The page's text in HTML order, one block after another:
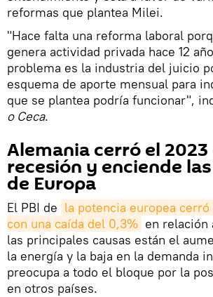
reformas que plantea Milei.
"Hace falta una reforma laboral
genera actividad privada hace 12
problema es la industria del juicio
esquema de aporte mensual para
que se plantea podría funcionar",
o Ceca.
Alemania cerró el 2023
recesión y enciende
de Europa
El PBI de la potencia europea
con una caída del 0,3% en relación
las principales causas están el
la energía y la baja en la demanda
preocupa a todo el bloque por la
en otros países.